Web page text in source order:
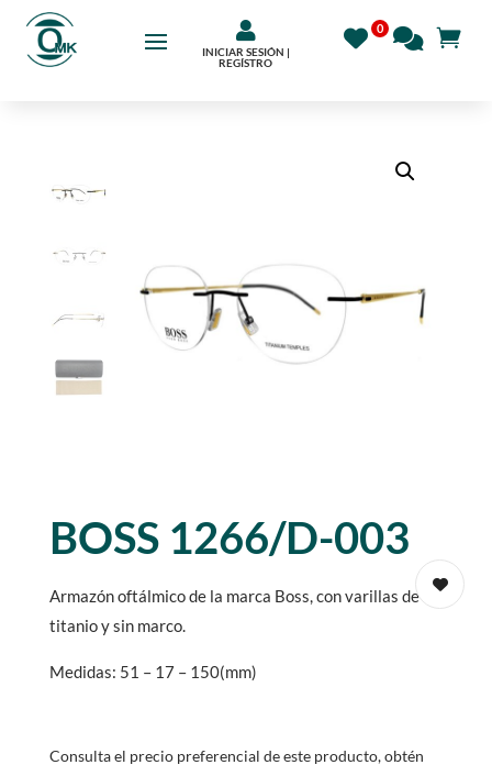

INICIAR SESIÓN |
REGÍSTRO
BOSS 1266/D-003
Armazón oftálmico de la marca Boss, con varillas de
titanio y sin marco.
Medidas: 51 – 17 – 150(mm)
Consulta el precio preferencial de este producto, obtén